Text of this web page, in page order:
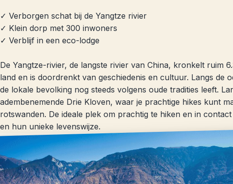
✓ Verborgen schat bij de Yangtze rivier
✓ Klein dorp met 300 inwoners
✓ Verblijf in een eco-lodge
De Yangtze-rivier, de langste rivier van China, kronkelt ruim
land en is doordrenkt van geschiedenis en cultuur. Langs de
de lokale bevolking nog steeds volgens oude tradities leeft.
adembenemende Drie Kloven, waar je prachtige hikes kunt
rotswanden. De ideale plek om prachtig te hiken en in
en hun unieke levenswijze.